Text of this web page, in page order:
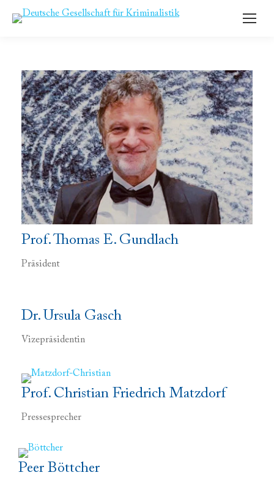
Prof. Thomas E. Gundlach
Präsident
Dr. Ursula Gasch
Vizepräsidentin
Prof. Christian Friedrich Matzdorf
Pressesprecher
Peer Böttcher